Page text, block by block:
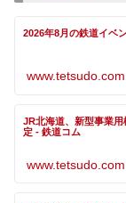
2026年8月の鉄道イベ
www.tetsudo.com
JR北海道、新型事業
定 - 鉄道コム
www.tetsudo.com